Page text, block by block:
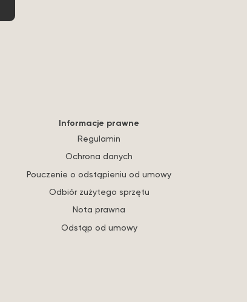
Informacje prawne
Regulamin
Ochrona danych
Pouczenie o odstąpieniu od umowy
Odbiór zużytego sprzętu
Nota prawna
Odstąp od umowy